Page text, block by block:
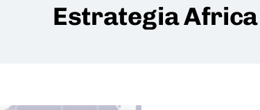
Estrategia Africa